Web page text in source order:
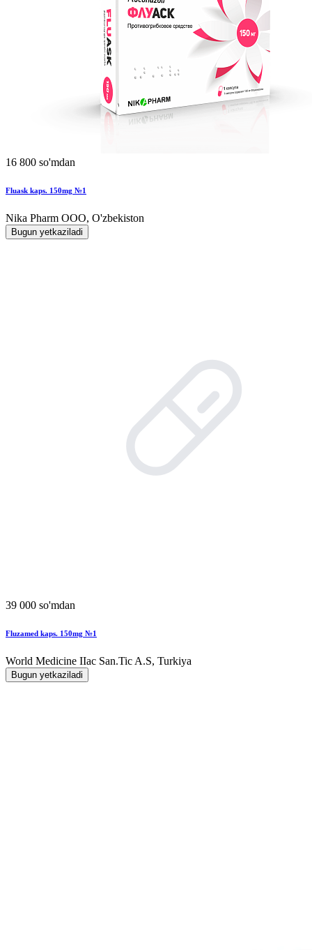
16 800 so'mdan
Fluask kaps. 150mg №1
Nika Pharm ООО, O'zbekiston
Bugun yetkaziladi
39 000 so'mdan
Fluzamed kaps. 150mg №1
World Мedicine IIac San.Tic A.S, Turkiya
Bugun yetkaziladi